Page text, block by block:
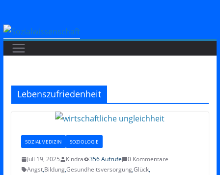
Inhalt
springen
Lebenszufriedenheit
SOZIALMEDIZIN SOZIOLOGIE
Juli 19, 2025 Kindra 356 Aufrufe
0 Kommentare
Angst,Bildung,Gesundheitsversorgung,Glück,